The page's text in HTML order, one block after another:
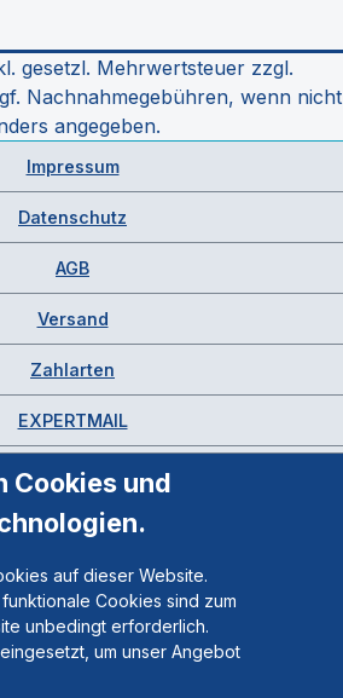
gesetzl. Mehrwertsteuer zzgl.
Nachnahmegebühren, wenn nicht
angegeben.
Impressum
Datenschutz
AGB
Versand
Zahlarten
EXPERTMAIL
Cookies und
auf dieser Website.
Cookies sind zum
unbedingt erforderlich.
um unser Angebot